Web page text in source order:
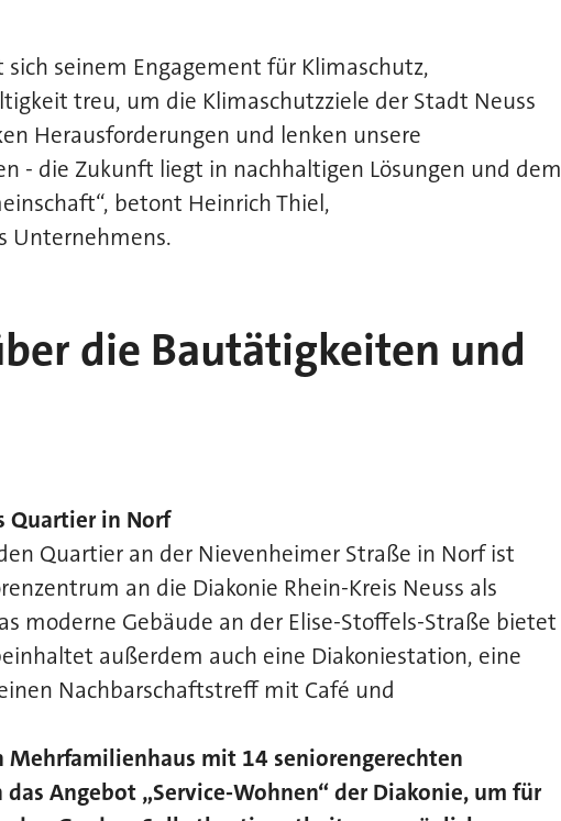
sich seinem Engagement für Klimaschutz,
treu, um die Klimaschutzziele der Stadt Neuss
Herausforderungen und lenken unsere
- die Zukunft liegt in nachhaltigen Lösungen und dem
betont Heinrich Thiel,
Unternehmens.
die Bautätigkeiten und
Quartier in Norf
Quartier an der Nievenheimer Straße in Norf ist
an die Diakonie Rhein-Kreis Neuss als
moderne Gebäude an der Elise-Stoffels-Straße bietet
außerdem auch eine Diakoniestation, eine
Nachbarschaftstreff mit Café und
mit 14 seniorengerechten
Angebot „Service-Wohnen“ der Diakonie, um für